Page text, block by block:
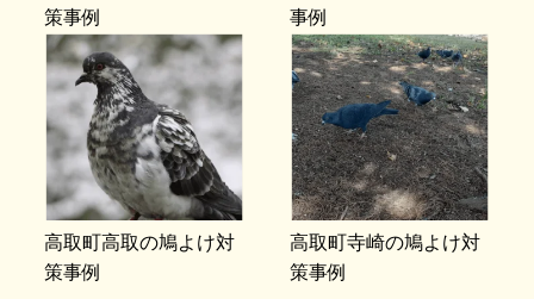
策事例
事例
高取町高取の鳩よけ対
策事例
高取町寺崎の鳩よけ対
策事例